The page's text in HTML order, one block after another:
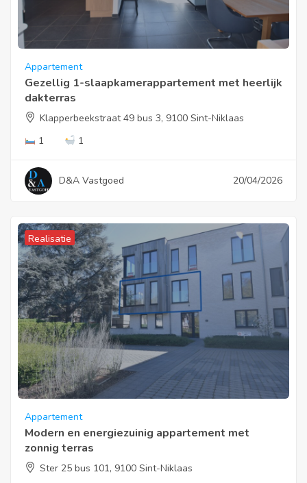
Appartement
Gezellig 1-slaapkamerappartement met heerlijk
dakterras
Klapperbeekstraat 49 bus 3, 9100 Sint-Niklaas
1
1
D&A Vastgoed 20/04/2026
Realisatie
Appartement
Modern en energiezuinig appartement met
zonnig terras
Ster 25 bus 101, 9100 Sint-Niklaas